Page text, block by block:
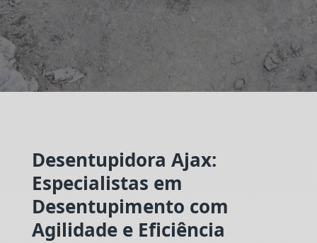
Desentupidora Ajax:
Especialistas em
Desentupimento com
Agilidade e Eficiência